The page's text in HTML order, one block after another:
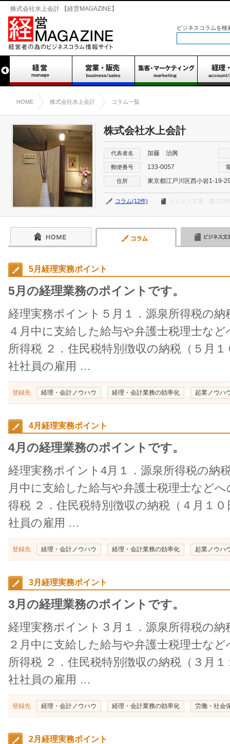
株式会社水上会計 【経営MAGAZINE】
ビジネスコラムを検
HOME 株式会社水上会計 コラム一覧
株式会社水上会計
代表者名 加藤 治興
郵便番号 133-0057
住所 東京都江戸川区西小岩1-19-
コラム(12件) ビジネス文書・書式(0
5月経理実務ポイント
5月の経理業務のポイントです。
経理実務ポイント５月１．源泉所得税の納
４月中に支給した給与や弁護士税理士な
所得税 ２．住民税特別徴収の納税（５月
社社員の雇用 …
登録先 経理・会計ノウハウ 経理・会計業務の効率化 起業ノウハ
4月経理実務ポイント
4月の経理業務のポイントです。
経理実務ポイント4月１．源泉所得税の納
月中に支給した給与や弁護士税理士など
得税 ２．住民税特別徴収の納税（４月１
社員の雇用 …
登録先 経理・会計ノウハウ 経理・会計業務の効率化 起業ノウハ
3月経理実務ポイント
3月の経理業務のポイントです。
経理実務ポイント３月１．源泉所得税の納
２月中に支給した給与や弁護士税理士な
所得税 ２．住民税特別徴収の納税（３月
社社員の雇用 …
登録先 経理・会計ノウハウ 経理・会計業務の効率化 労働・社会
2月経理実務ポイント